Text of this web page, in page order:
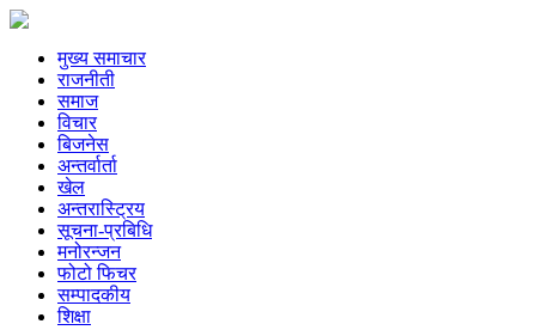
मुख्य समाचार
राजनीती
समाज
विचार
बिजनेस
अन्तर्वार्ता
खेल
अन्तरास्ट्रिय
सूचना-प्रबिधि
मनोरन्जन
फोटो फिचर
सम्पादकीय
शिक्षा